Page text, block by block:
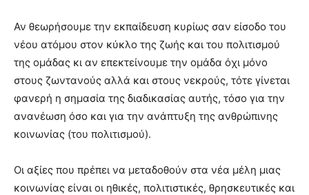
Αν θεωρήσουμε την εκπαίδευση κυρίως σαν είσοδο του
νέου ατόμου στον κύκλο της ζωής και του πολιτισμού
της ομάδας κι αν επεκτείνουμε την ομάδα όχι μόνο
στους ζωντανούς αλλά και στους νεκρούς, τότε γίνεται
φανερή η σημασία της διαδικασίας αυτής, τόσο για την
ανανέωση όσο και για την ανάπτυξη της ανθρώπινης
κοινωνίας (του πολιτισμού).
Οι αξίες που πρέπει να μεταδοθούν στα νέα μέλη μιας
κοινωνίας είναι οι ηθικές, πολιτιστικές, θρησκευτικές και